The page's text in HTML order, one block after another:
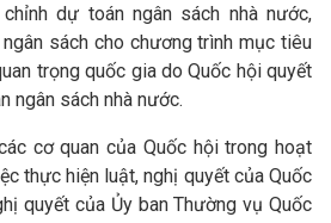
dự toán ngân sách nhà nước,
sách cho chương trình mục tiêu
trọng quốc gia do Quốc hội quyết
ngân sách nhà nước.
cơ quan của Quốc hội trong hoạt
thực hiện luật, nghị quyết của Quốc
quyết của Ủy ban Thường vụ Quốc